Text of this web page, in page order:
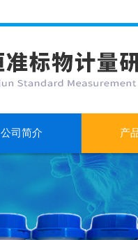
公司简介 产